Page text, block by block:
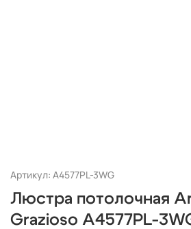
Артикул: A4577PL-3WG
Люстра потолочная
Grazioso A4577PL-